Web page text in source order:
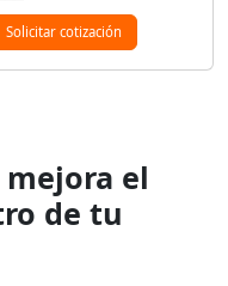
Solicitar cotización
el
de tu